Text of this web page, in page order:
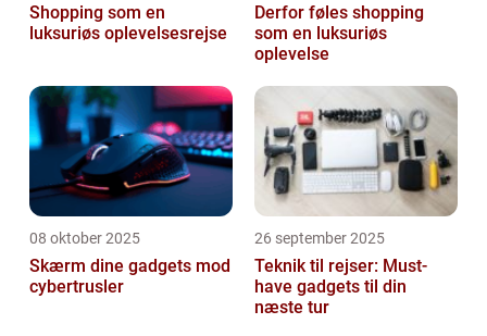
Shopping som en
luksuriøs oplevelsesrejse
Derfor føles shopping
som en luksuriøs
oplevelse
08 oktober 2025
Skærm dine gadgets mod
cybertrusler
26 september 2025
Teknik til rejser: Must-
have gadgets til din
næste tur